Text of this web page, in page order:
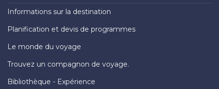
Informations sur la destination
Planification et devis de programmes
Le monde du voyage
Trouvez un compagnon de voyage.
Bibliothèque - Expérience